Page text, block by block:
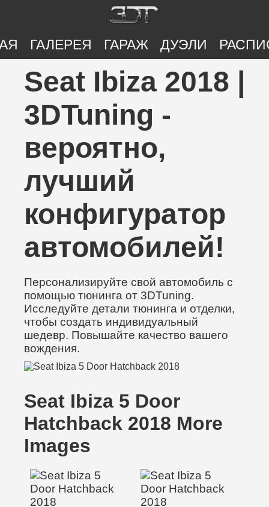
ГАЛЕРЕЯ ГАРАЖ ДУЭЛИ
Seat Ibiza 2018 |
3DTuning -
вероятно,
лучший
конфигуратор
автомобилей!
Персонализируйте свой автомобиль с
помощью тюнинга от 3DTuning.
Исследуйте детали тюнинга и отделки,
чтобы создать индивидуальный
шедевр. Повышайте качество вашего
вождения.
Seat Ibiza 5 Door
Hatchback 2018 More
Images